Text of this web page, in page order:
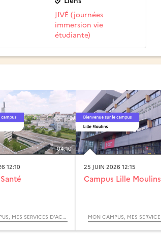
JIVÉ (journées
immersion vie
étudiante)
04:10
12:10
MON CAMPUS, MES SERVICES D’ACCOMPAGNEMENT
25 JUIN 2026 12:15
Campus Lille Moulins